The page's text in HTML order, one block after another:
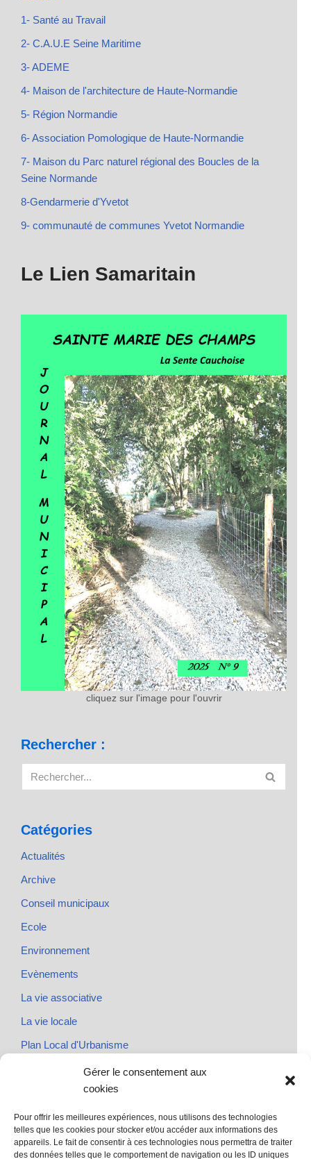
Gérer le consentement aux
cookies
Pour offrir les meilleures expériences, nous utilisons des technologies
telles que les cookies pour stocker et/ou accéder aux informations des
appareils. Le fait de consentir à ces technologies nous permettra de traiter
des données telles que le comportement de navigation ou les ID uniques
1- Santé au Travail
2- C.A.U.E Seine Maritime
3- ADEME
4- Maison de l'architecture de Haute-Normandie
5- Région Normandie
6- Association Pomologique de Haute-Normandie
7- Maison du Parc naturel régional des Boucles de la
Seine Normande
8-Gendarmerie d'Yvetot
9- communauté de communes Yvetot Normandie
Le Lien Samaritain
cliquez sur l'image pour l'ouvrir
Rechercher :
Catégories
Actualités
Archive
Conseil municipaux
Ecole
Environnement
Evènements
La vie associative
La vie locale
Plan Local d'Urbanisme